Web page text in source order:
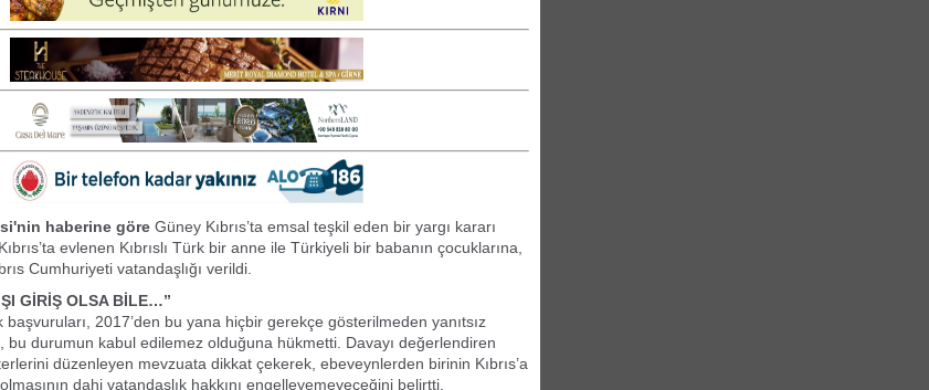
haberine göre Güney Kıbrıs’ta emsal teşkil eden bir yargı kararı
evlenen Kıbrıslı Türk bir anne ile Türkiyeli bir babanın çocuklarına,
Cumhuriyeti vatandaşlığı verildi.
GİRİŞ OLSA BİLE…”
başvuruları, 2017’den bu yana hiçbir gerekçe gösterilmeden yanıtsız
bu durumun kabul edilemez olduğuna hükmetti. Davayı değerlendiren
düzenleyen mevzuata dikkat çekerek, ebeveynlerden birinin Kıbrıs’a
dahi vatandaşlık hakkını engelleyemeyeceğini belirtti.